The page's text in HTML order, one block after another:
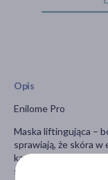
Opis
Enilome Pro
Maska liftingująca –
sprawiają, że skóra
kawioru, lipidów,
skóry.